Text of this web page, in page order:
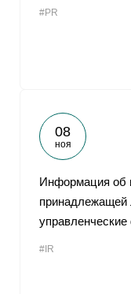
#PR
08
ноя
Информация об
#IR